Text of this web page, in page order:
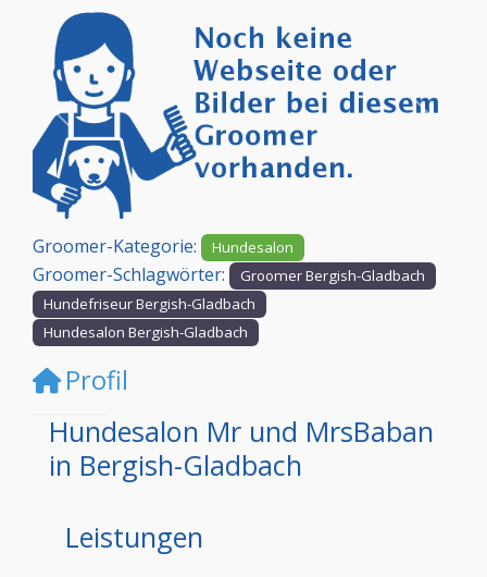
Vorheriges
Groomer-Kategorie: Hundesalon
Groomer-Schlagwörter:
Groomer Bergish-Gladbach
Hundefriseur Bergish-Gladbach
Hundesalon Bergish-Gladbach
Profil
Hundesalon Mr und MrsBaban
in Bergish-Gladbach
Leistungen